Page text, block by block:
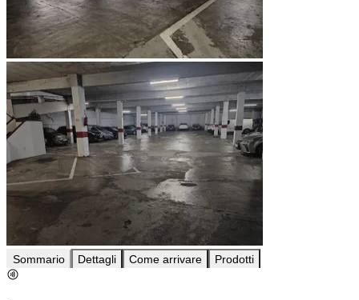
Sommario Dettagli Come arrivare Prodotti